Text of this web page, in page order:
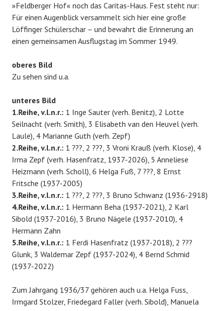
»Feldberger Hof« noch das Caritas-Haus. Fest steht nur:
Für einen Augenblick versammelt sich hier eine große
Löffinger Schülerschar – und bewahrt die Erinnerung an
einen gemeinsamen Ausflugstag im Sommer 1949.
oberes Bild
Zu sehen sind u.a.
unteres Bild
1.Reihe, v.l.n.r.: 1 Inge Sauter (verh. Benitz), 2 Lotte
Seilnacht (verh. Smith), 3 Elisabeth van den Heuvel (verh.
Laule), 4 Marianne Guth (verh. Zepf)
2.Reihe, v.l.n.r.: 1 ???, 2 ???, 3 Vroni Krauß (verh. Klose), 4
Irma Zepf (verh. Hasenfratz, 1937-2026), 5 Anneliese
Heizmann (verh. Scholl), 6 Helga Fuß, 7 ???, 8 Ernst
Fritsche (1937-2005)
3.Reihe, v.l.n.r.: 1 ???, 2 ???, 3 Bruno Schwanz (1936-2918)
4.Reihe, v.l.n.r.: 1 Hermann Beha (1937-2021), 2 Karl
Sibold (1937-2016), 3 Bruno Nägele (1937-2010), 4
Hermann Zahn
5.Reihe, v.l.n.r.: 1 Ferdi Hasenfratz (1937-2018), 2 ???
Glunk, 3 Waldemar Zepf (1937-2024), 4 Bernd Schmid
(1937-2022)
Zum Jahrgang 1936/37 gehören auch u.a. Helga Fuss,
Irmgard Stolzer, Friedegard Faller (verh. Sibold), Manuela